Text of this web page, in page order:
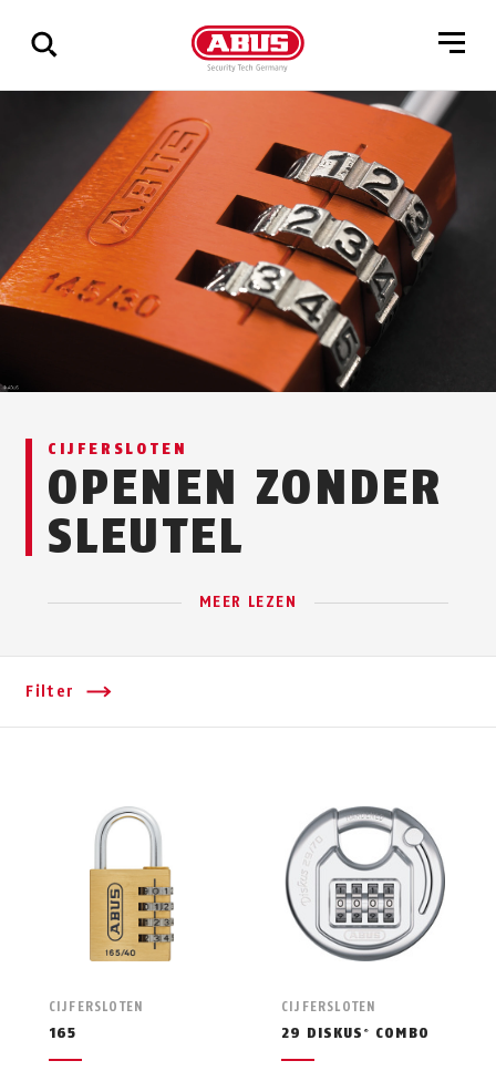
resultaten
weer
CIJFERSLOTEN
OPENEN ZONDER
SLEUTEL
MEER LEZEN
Filter
CIJFERSLOTEN
165
CIJFERSLOTEN
29 DISKUS ® COMBO